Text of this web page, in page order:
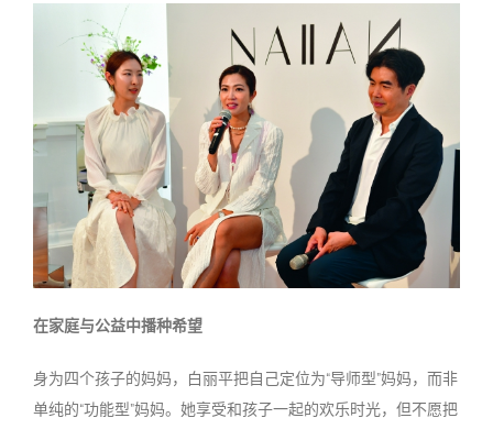
在家庭与公益中播种希望
身为四个孩子的妈妈，白丽平把自己定位为“导师型”妈妈，而非
单纯的“功能型”妈妈。她享受和孩子一起的欢乐时光，但不愿把